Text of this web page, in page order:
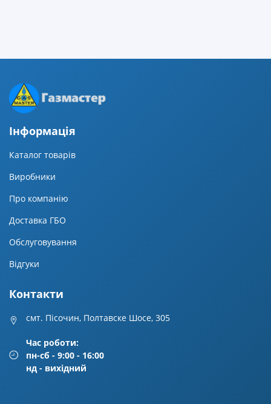
Iнформацiя
Каталог товарів
Виробники
Про компанію
Доставка ГБО
Обслуговування
Відгуки
Контакти
смт. Пісочин, Полтавске Шосе, 305
Час роботи:
пн-сб - 9:00 - 16:00
нд - вихідний